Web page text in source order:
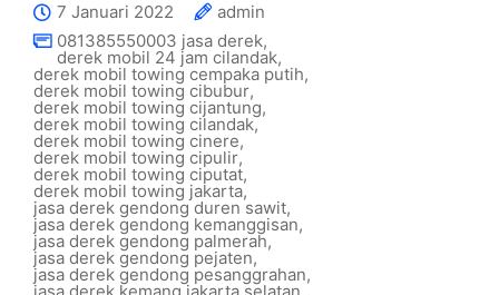
7 Januari 2022
admin
081385550003 jasa derek,
derek mobil 24 jam cilandak,
derek mobil towing cempaka putih,
derek mobil towing cibubur,
derek mobil towing cijantung,
derek mobil towing cilandak,
derek mobil towing cinere,
derek mobil towing cipulir,
derek mobil towing ciputat,
derek mobil towing jakarta,
jasa derek gendong duren sawit,
jasa derek gendong kemanggisan,
jasa derek gendong palmerah,
jasa derek gendong pejaten,
jasa derek gendong pesanggrahan,